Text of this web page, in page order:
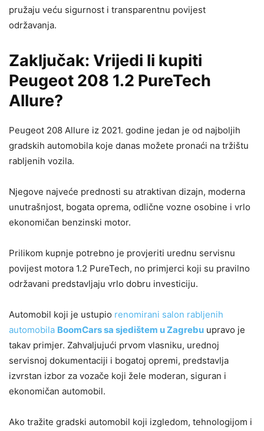
pružaju veću sigurnost i transparentnu povijest
održavanja.
Zaključak: Vrijedi li kupiti
Peugeot 208 1.2 PureTech
Allure?
Peugeot 208 Allure iz 2021. godine jedan je od najboljih
gradskih automobila koje danas možete pronaći na tržištu
rabljenih vozila.
Njegove najveće prednosti su atraktivan dizajn, moderna
unutrašnjost, bogata oprema, odlične vozne osobine i vrlo
ekonomičan benzinski motor.
Prilikom kupnje potrebno je provjeriti urednu servisnu
povijest motora 1.2 PureTech, no primjerci koji su pravilno
održavani predstavljaju vrlo dobru investiciju.
Automobil koji je ustupio renomirani salon rabljenih
automobila BoomCars sa sjedištem u Zagrebu upravo je
takav primjer. Zahvaljujući prvom vlasniku, urednoj
servisnoj dokumentaciji i bogatoj opremi, predstavlja
izvrstan izbor za vozače koji žele moderan, siguran i
ekonomičan automobil.
Ako tražite gradski automobil koji izgledom, tehnologijom i